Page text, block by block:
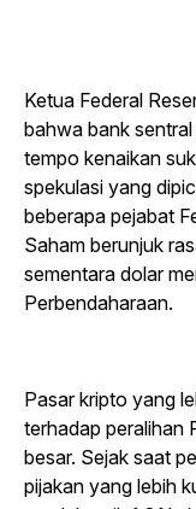
Ketua Federal
bahwa bank
tempo kenaikan
spekulasi yang
beberapa pejabat
Saham berunjuk
sementara dolar
Perbendaharaan.
Pasar kripto yang
terhadap peralihan
besar. Sejak saat
pijakan yang lebih